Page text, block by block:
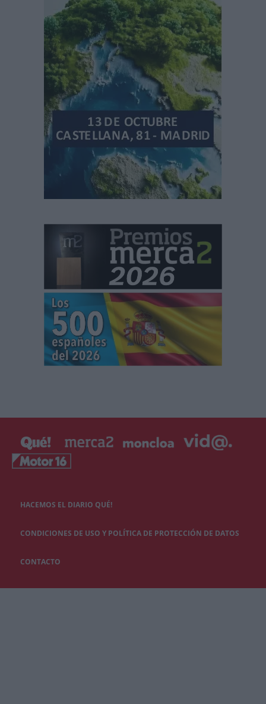
HACEMOS EL DIARIO QUÉ!
CONDICIONES DE USO Y POLÍTICA DE PROTECCIÓN DE DATOS
CONTACTO